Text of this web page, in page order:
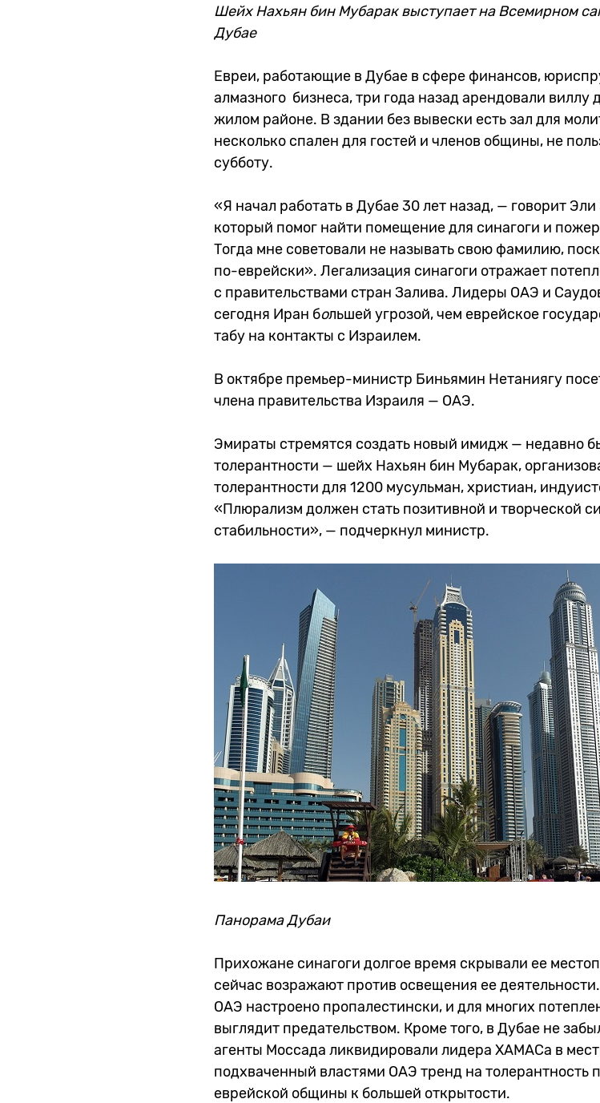
Шейх Нахьян бин Мубарак выступает на Всемирном
Дубае
Евреи, работающие в Дубае в сфере финансов,
алмазного бизнеса, три года назад арендовали виллу
жилом районе. В здании без вывески есть зал для
несколько спален для гостей и членов общины, не
субботу.
«Я начал работать в Дубае 30 лет назад, — говорит
который помог найти помещение для синагоги и
Тогда мне советовали не называть свою фамилию,
по-еврейски». Легализация синагоги отражает
с правительствами стран Залива. Лидеры ОАЭ и
сегодня Иран большей угрозой, чем еврейское
табу на контакты с Израилем.
В октябре премьер-министр Биньямин Нетаниягу
члена правительства Израиля — ОАЭ.
Эмираты стремятся создать новый имидж — недавно
толерантности — шейх Нахьян бин Мубарак,
толерантности для 1200 мусульман, христиан,
«Плюрализм должен стать позитивной и творческой
стабильности», — подчеркнул министр.
Панорама Дубаи
Прихожане синагоги долгое время скрывали ее
сейчас возражают против освещения ее
ОАЭ настроено пропалестински, и для многих
выглядит предательством. Кроме того, в Дубае не
агенты Моссада ликвидировали лидера ХАМАСа в
подхваченный властями ОАЭ тренд на толерантность
еврейской общины к большей открытости.